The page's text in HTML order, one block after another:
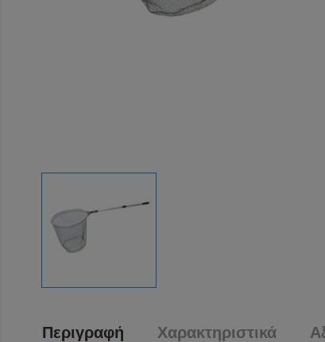
Περιγραφή Χαρακτηριστικά